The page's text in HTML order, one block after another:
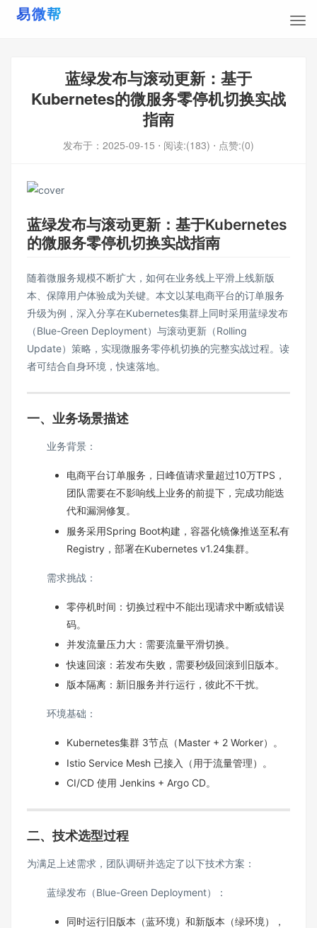
蓝绿发布与滚动更新：基于
Kubernetes的微服务零停机切换实战
指南
发布于： 2025-09-15 ⋅ 阅读:(183) ⋅ 点赞:(0)
蓝绿发布与滚动更新：基于Kubernetes
的微服务零停机切换实战指南
随着微服务规模不断扩大，如何在业务线上平滑上线新版
本、保障用户体验成为关键。本文以某电商平台的订单服务
升级为例，深入分享在Kubernetes集群上同时采用蓝绿发布
（Blue-Green Deployment）与滚动更新（Rolling
Update）策略，实现微服务零停机切换的完整实战过程。读
者可结合自身环境，快速落地。
一、业务场景描述
业务背景：
电商平台订单服务，日峰值请求量超过10万TPS，
团队需要在不影响线上业务的前提下，完成功能迭
代和漏洞修复。
服务采用Spring Boot构建，容器化镜像推送至私有
Registry，部署在Kubernetes v1.24集群。
需求挑战：
零停机时间：切换过程中不能出现请求中断或错误
码。
并发流量压力大：需要流量平滑切换。
快速回滚：若发布失败，需要秒级回滚到旧版本。
版本隔离：新旧服务并行运行，彼此不干扰。
环境基础：
Kubernetes集群 3节点（Master + 2 Worker）。
Istio Service Mesh 已接入（用于流量管理）。
CI/CD 使用 Jenkins + Argo CD。
二、技术选型过程
为满足上述需求，团队调研并选定了以下技术方案：
蓝绿发布（Blue-Green Deployment）：
同时运行旧版本（蓝环境）和新版本（绿环境），